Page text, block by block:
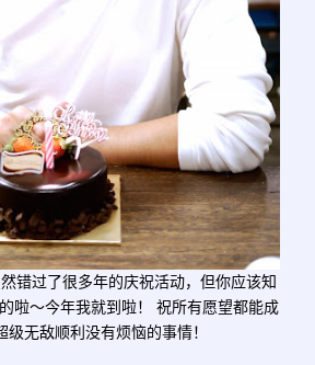
错过了很多年的庆祝活动，但你应该知
啦～今年我就到啦！ 祝所有愿望都能成
级无敌顺利没有烦恼的事情！